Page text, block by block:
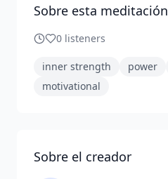
Sobre esta meditación
0 listeners
inner strength power
motivational
Sobre el creador